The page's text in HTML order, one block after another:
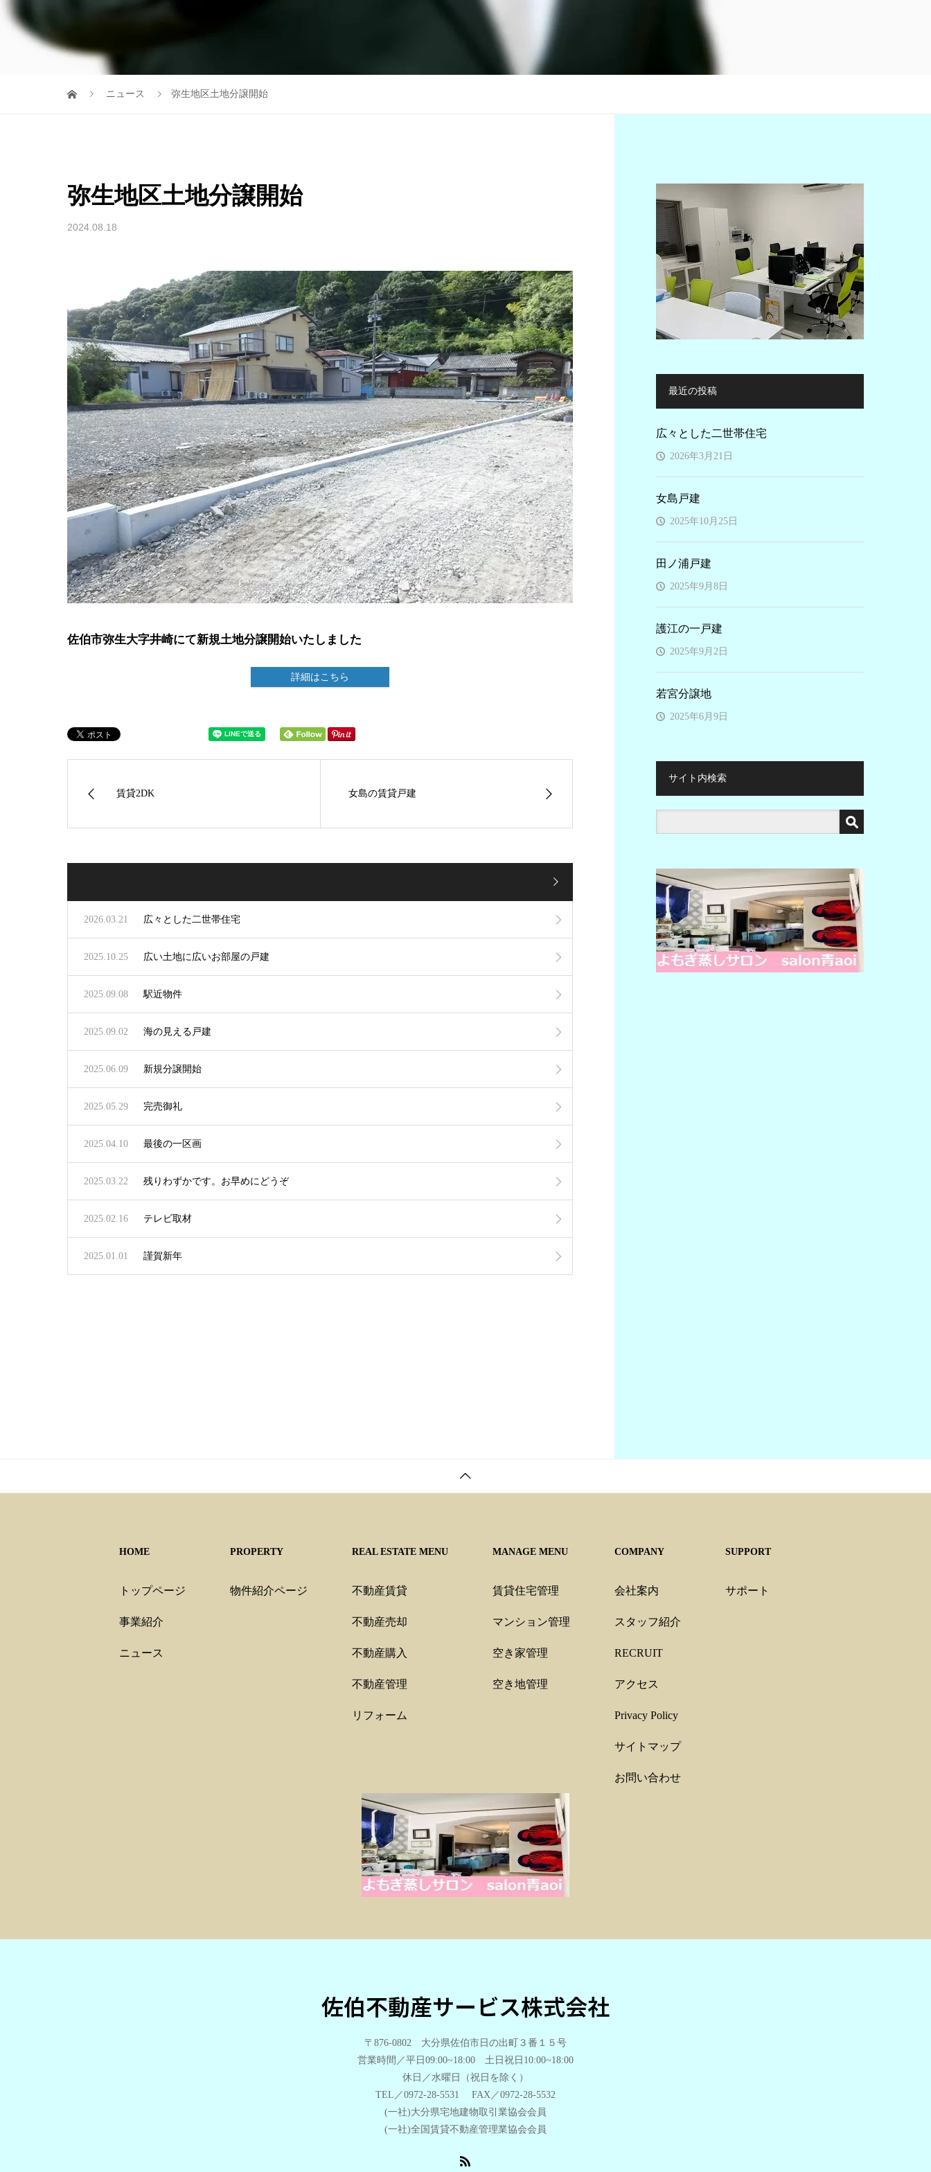
ニュース 弥生地区土地分譲開始
弥生地区土地分譲開始
2024.08.18
佐伯市弥生大字井崎にて新規土地分譲開始いたしました
詳細はこちら
賃貸2DK 女島の賃貸戸建
2026.03.21 広々とした二世帯住宅
2025.10.25 広い土地に広いお部屋の戸建
2025.09.08 駅近物件
2025.09.02 海の見える戸建
2025.06.09 新規分譲開始
2025.05.29 完売御礼
2025.04.10 最後の一区画
2025.03.22 残りわずかです。お早めにどうぞ
2025.02.16 テレビ取材
2025.01.01 謹賀新年
最近の投稿
広々とした二世帯住宅
2026年3月21日
女島戸建
2025年10月25日
田ノ浦戸建
2025年9月8日
護江の一戸建
2025年9月2日
若宮分譲地
2025年6月9日
サイト内検索
HOME
トップページ
事業紹介
ニュース
PROPERTY
物件紹介ページ
REAL ESTATE MENU
不動産賃貸
不動産売却
不動産購入
不動産管理
リフォーム
MANAGE MENU
賃貸住宅管理
マンション管理
空き家管理
空き地管理
COMPANY
会社案内
スタッフ紹介
RECRUIT
アクセス
Privacy Policy
サイトマップ
お問い合わせ
SUPPORT
サポート
佐伯不動産サービス株式会社
〒876-0802 大分県佐伯市日の出町３番１５号
営業時間／平日09:00~18:00 土日祝日10:00~18:00
休日／水曜日（祝日を除く）
TEL／0972-28-5531 FAX／0972-28-5532
(一社)大分県宅地建物取引業協会会員
(一社)全国賃貸不動産管理業協会会員